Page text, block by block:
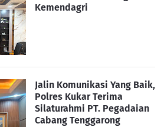
Kemendagri
Jalin Komunikasi Yang Baik,
Polres Kukar Terima
Silaturahmi PT. Pegadaian
Cabang Tenggarong